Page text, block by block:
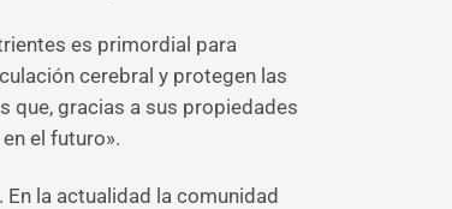
es primordial para
cerebral y protegen las
que, gracias a sus propiedades
el futuro».
la actualidad la comunidad